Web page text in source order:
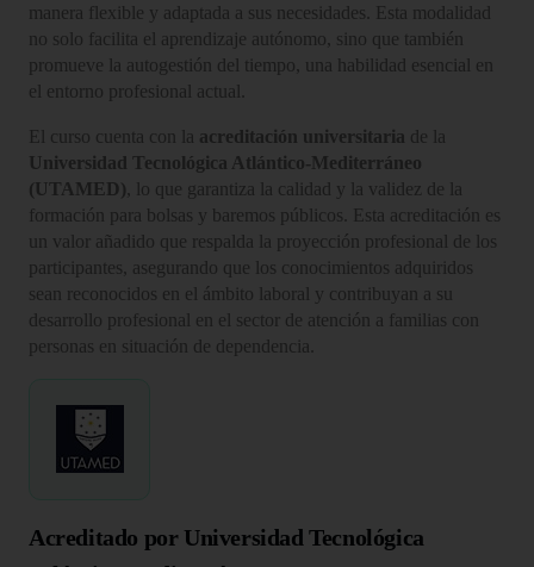
manera flexible y adaptada a sus necesidades. Esta modalidad
no solo facilita el aprendizaje autónomo, sino que también
promueve la autogestión del tiempo, una habilidad esencial en
el entorno profesional actual.
El curso cuenta con la acreditación universitaria de la
Universidad Tecnológica Atlántico-Mediterráneo
(UTAMED) , lo que garantiza la calidad y la validez de la
formación para bolsas y baremos públicos. Esta acreditación es
un valor añadido que respalda la proyección profesional de los
participantes, asegurando que los conocimientos adquiridos
sean reconocidos en el ámbito laboral y contribuyan a su
desarrollo profesional en el sector de atención a familias con
personas en situación de dependencia.
Acreditado por Universidad Tecnológica